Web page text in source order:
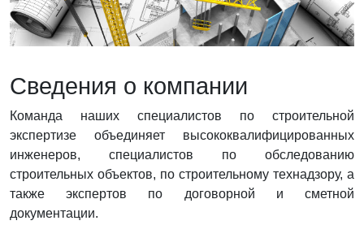
Сведения о компании
Команда наших специалистов по строительной
экспертизе объединяет высококвалифицированных
инженеров, специалистов по обследованию
строительных объектов, по строительному технадзору, а
также экспертов по договорной и сметной
документации.